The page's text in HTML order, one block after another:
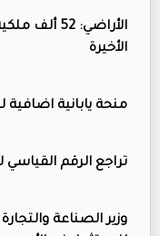
الأراضي: 52
الأخيرة
منحة يابانية اضافية للاردن
تراجع الرقم
وزير الصناعة